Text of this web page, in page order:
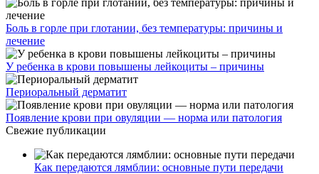
Боль в горле при глотании, без температуры: причины и
лечение
У ребенка в крови повышены лейкоциты – причины
Периоральный дерматит
Появление крови при овуляции — норма или патология
Свежие публикации
Как передаются лямблии: основные пути передачи